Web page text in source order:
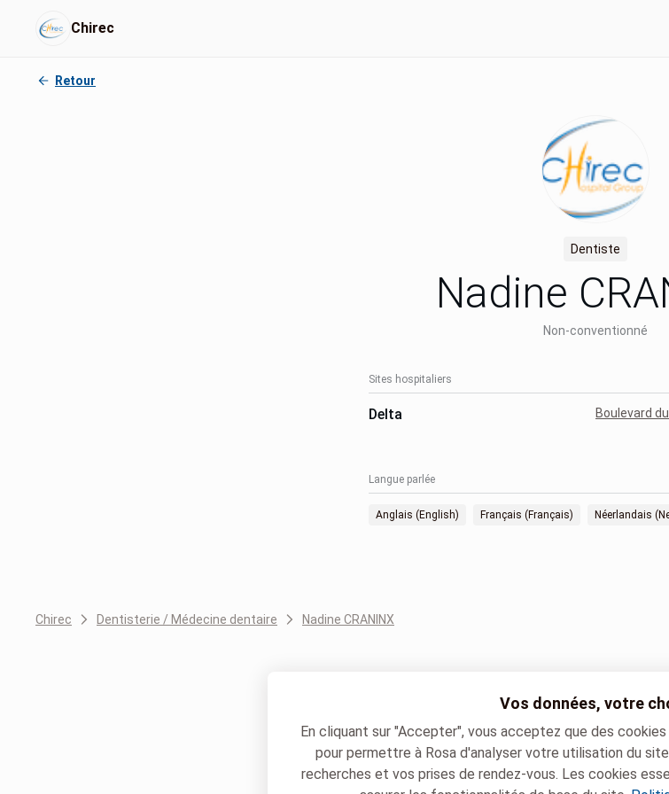
Chirec
Retour
Dentiste
Nadine
Non-conventionné
Sites hospitaliers
Delta
Boulevard
Langue parlée
Anglais (English) Français (Français) Néerlandais
Chirec Dentisterie / Médecine dentaire Nadine CRANINX
Vos données, votre
En cliquant sur "Accepter", vous acceptez que des
pour permettre à Rosa d'analyser votre utilisation du
recherches et vos prises de rendez-vous. Les cookies